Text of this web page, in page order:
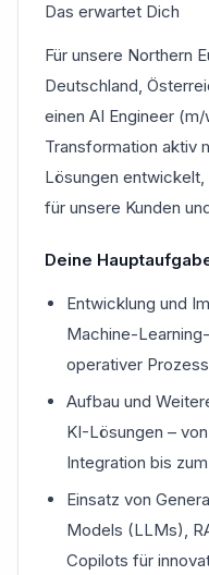
Das erwartet Dich
Für unsere Northern
Deutschland,
einen AI Engineer
Transformation aktiv
Lösungen
für unsere Kunden
Deine
Entwicklung und
Machine-
operativer
Aufbau und
KI-Lösungen –
Integration bis
Einsatz von
Models (LLMs),
Copilots für